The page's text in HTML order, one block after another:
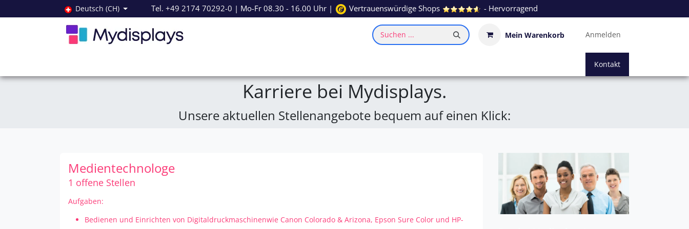
Zum Inhalt springen Deutsch (CH) Tel. +49 2174 70292-0 | Mo-Fr 08.30 - 16.00 Uhr | Vertrauenswürdige Shops - Hervorragend
Suchen ... Mein Warenkorb Anmelden
Kontakt
Karriere bei Mydisplays.
Unsere aktuellen Stellenangebote bequem auf einen Klick:
Medientechnologe
1 offene Stellen
Aufgaben:
Bedienen und Einrichten von Digitaldruckmaschinenwie Canon Colorado & Arizona, Epson Sure Color und HP-